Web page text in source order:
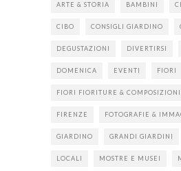
ARTE & STORIA BAMBINI
CIBO CONSIGLI GIARDINO
DEGUSTAZIONI DIVERTIRSI
DOMENICA EVENTI FIORI
FIORI FIORITURE & COMPOSIZIONI
FIRENZE FOTOGRAFIE &
GIARDINO GRANDI GIARDINI
LOCALI MOSTRE E MUSEI